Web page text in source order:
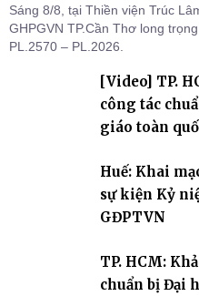
Sáng 8/8, tại Thiền viện Trúc
GHPGVN TP.Cần Thơ long
PL.2570 – PL.2026.
[Video] TP.
công tác
giáo toàn
Huế: Khai
sự kiện Kỷ
GĐPTVN
TP. HCM:
chuẩn bị Đại